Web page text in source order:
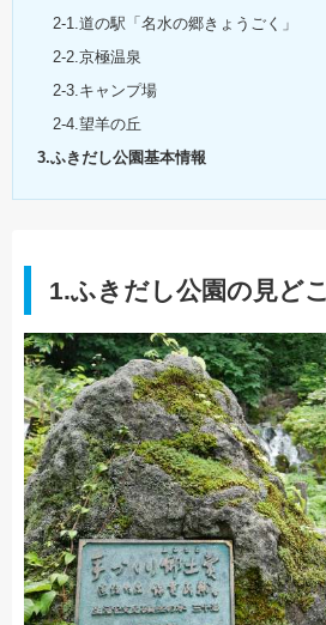
2-1.道の駅「名水の郷きょうごく」
2-2.京極温泉
2-3.キャンプ場
2-4.望羊の丘
3.ふきだし公園基本情報
1.ふきだし公園の見ど